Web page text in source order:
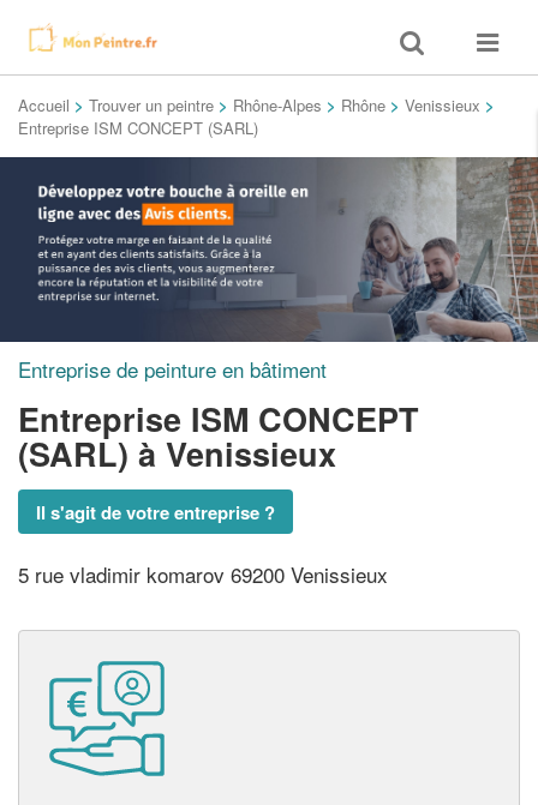
Toggle
search
Toggle
Accueil > Trouver un peintre > Rhône-Alpes > Rhône > Venissieux >
Entreprise ISM CONCEPT (SARL)
Entreprise de peinture en bâtiment
Entreprise ISM CONCEPT
(SARL) à Venissieux
Il s'agit de votre entreprise ?
5 rue vladimir komarov 69200 Venissieux